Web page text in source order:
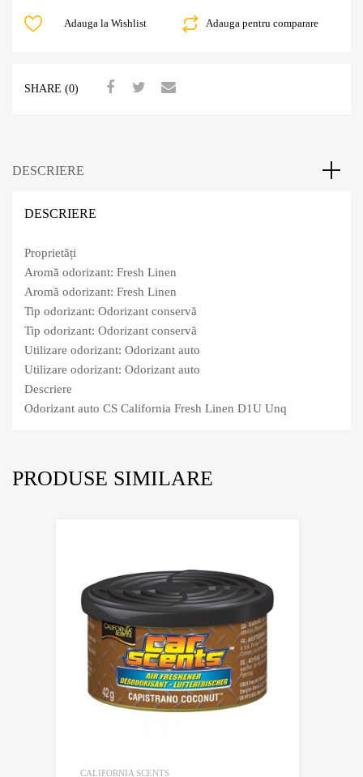
Adauga pentru comparare
Adauga la Wishlist
SHARE (0)
DESCRIERE
DESCRIERE
Proprietăți
Aromă odorizant: Fresh Linen
Aromă odorizant: Fresh Linen
Tip odorizant: Odorizant conservă
Tip odorizant: Odorizant conservă
Utilizare odorizant: Odorizant auto
Utilizare odorizant: Odorizant auto
Descriere
Odorizant auto CS California Fresh Linen D1U Unq
PRODUSE SIMILARE
CALIFORNIA SCENTS